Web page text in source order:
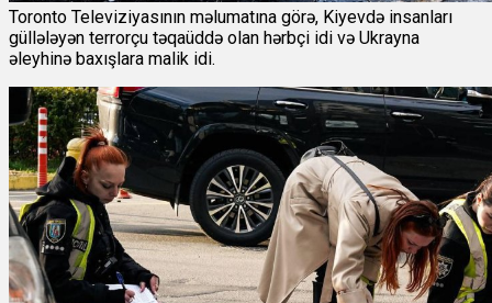
Toronto Televiziyasının məlumatına görə, Kiyevdə insanları
güllələyən terrorçu təqaüddə olan hərbçi idi və Ukrayna
əleyhinə baxışlara malik idi.